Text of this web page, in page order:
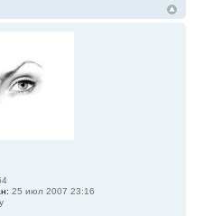
25 июл 2007 23:16